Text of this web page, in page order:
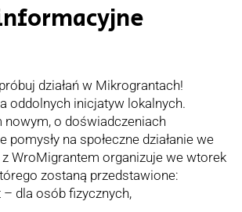
działań w Mikrograntach!
oddolnych inicjatyw lokalnych.
o doświadczeniach
na społeczne działanie we
WroMigrantem organizuje we wtorek
zostaną przedstawione:
– dla osób fizycznych,